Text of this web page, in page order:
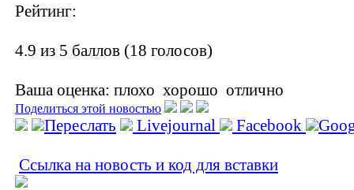
Рейтинг:
4.9 из 5 баллов (18 голосов)
Ваша оценка: плохо хорошо отлично
Поделиться этой новостью
Переслать Livejournal Facebook
Ссылка на новость и код для вставки